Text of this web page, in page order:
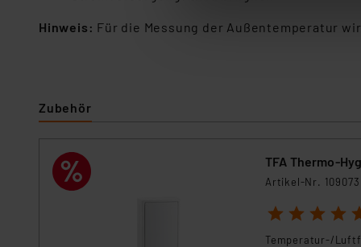
ganz oder teilweise
anpassen oder widerrufen.
Für die USA besteht kein
Datenschutz nach EU-
Unsere Kooperation mit
Kommission sowie einer
Hinweis: Für die Messung der Außentemperatur
Zubehör
TFA Thermo-
Artikel-Nr. 109073
1 2 3 4 5
Temperatur-/